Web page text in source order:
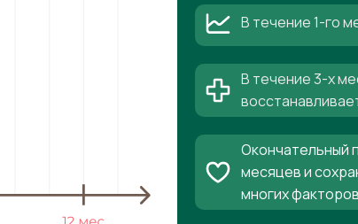
В течение 1-го
В течение 3-х
Окончательный
месяцев и
многих